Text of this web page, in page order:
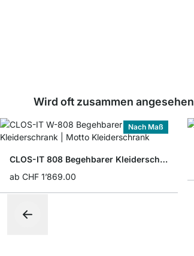
Wird oft zusammen angesehen
Nach Maß
CLOS-IT 808 Begehbarer Kleiderschrank
ab CHF 1’869.00